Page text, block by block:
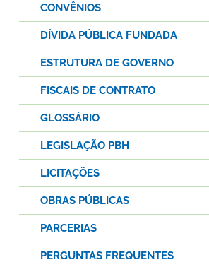
CONVÊNIOS
DÍVIDA PÚBLICA FUNDADA
ESTRUTURA DE GOVERNO
FISCAIS DE CONTRATO
GLOSSÁRIO
LEGISLAÇÃO PBH
LICITAÇÕES
OBRAS PÚBLICAS
PARCERIAS
PERGUNTAS FREQUENTES